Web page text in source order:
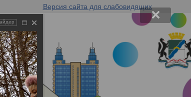
Версия сайта для слабовидящих